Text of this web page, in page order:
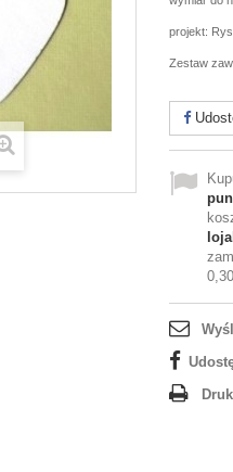
projekt:
Zestaw